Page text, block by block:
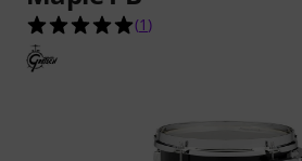
5.0 av 5 stjärnor från 1
(1 )